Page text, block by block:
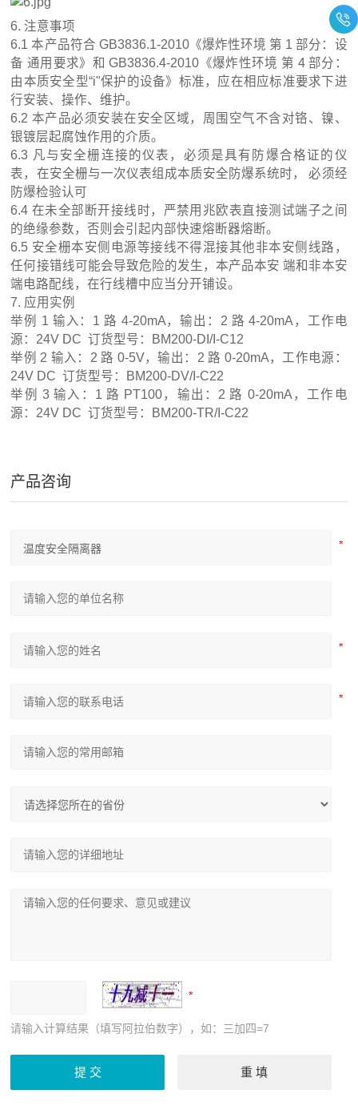
6. 注意事项
6.1 本产品符合 GB3836.1-2010《爆炸性环境 第 1 部分：设
备 通用要求》和 GB3836.4-2010《爆炸性环境 第 4 部分：
由本质安全型“i"保护的设备》标准，应在相应标准要求下进
行安装、操作、维护。
6.2 本产品必须安装在安全区域，周围空气不含对铬、镍、
银镀层起腐蚀作用的介质。
6.3 凡与安全栅连接的仪表，必须是具有防爆合格证的仪
表，在安全栅与一次仪表组成本质安全防爆系统时， 必须经
防爆检验认可
6.4 在未全部断开接线时，严禁用兆欧表直接测试端子之间
的绝缘参数，否则会引起内部快速熔断器熔断。
6.5 安全栅本安侧电源等接线不得混接其他非本安侧线路，
任何接错线可能会导致危险的发生，本产品本安 端和非本安
端电路配线，在行线槽中应当分开铺设。
7. 应用实例
举例 1 输入：1 路 4-20mA，输出：2 路 4-20mA，工作电
源：24V DC 订货型号：BM200-DI/I-C12
举例 2 输入：2 路 0-5V，输出：2 路 0-20mA，工作电源：
24V DC 订货型号：BM200-DV/I-C22
举例 3 输入：1 路 PT100，输出：2 路 0-20mA，工作电
源：24V DC 订货型号：BM200-TR/I-C22
产品咨询
请输入计算结果（填写阿拉伯数字），如：三加四=7